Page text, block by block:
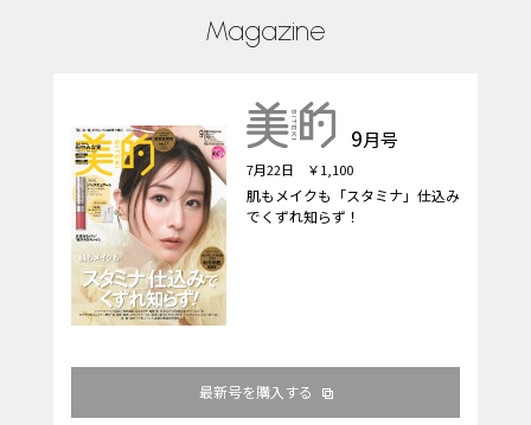
Magazine
9月号
7月22日 ￥1,100
肌もメイクも「スタミナ」仕込み
でくずれ知らず！
最新号を購入する